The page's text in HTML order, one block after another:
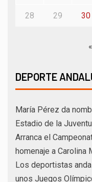
28 29 30
DEPORTE
María Pérez da
Estadio de la
Arranca el
homenaje a Carolina
Los deportistas
unos Juegos